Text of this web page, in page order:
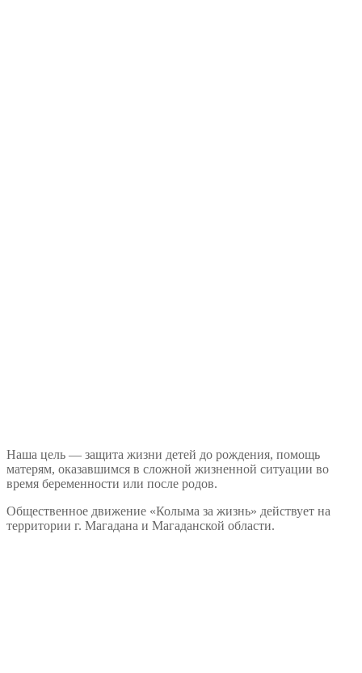
Наша цель — защита жизни детей до рождения, помощь
матерям, оказавшимся в сложной жизненной ситуации во
время беременности или после родов.
Общественное движение «Колыма за жизнь» действует на
территории г. Магадана и Магаданской области.